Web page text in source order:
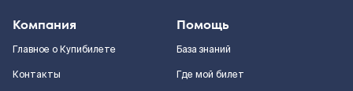
Компания
Главное о Купибилете
Контакты
Помощь
База знаний
Где мой билет